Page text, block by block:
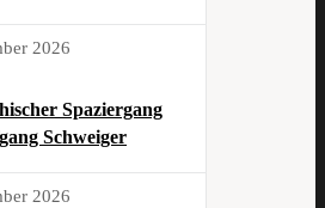
2026
Spaziergang
Schweiger
2026